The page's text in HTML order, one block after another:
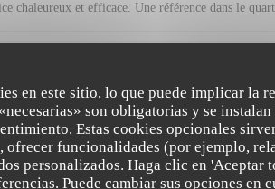
en este sitio, lo que puede implicar la
son obligatorias y se
Estas cookies opcionales
funcionalidades (por ejemplo,
personalizados. Haga clic en 'Aceptar
Puede cambiar sus opciones en
chaleureux et efficace. Une référence dans le
Servicio : 5/5 Ambiente: 5/5 Menú: 5
Servicio: 5/5 Ambiente: 4/5 Menú: 4